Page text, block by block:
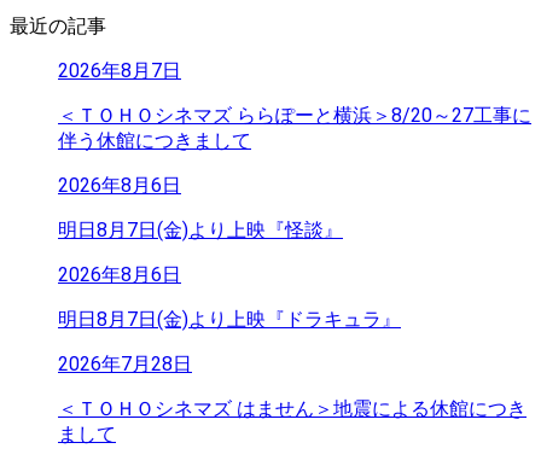
最近の記事
2026年8月7日
＜ＴＯＨＯシネマズ ららぽーと横浜＞8/20～27工事に
伴う休館につきまして
2026年8月6日
明日8月7日(金)より上映『怪談』
2026年8月6日
明日8月7日(金)より上映『ドラキュラ』
2026年7月28日
＜ＴＯＨＯシネマズ はません＞地震による休館につき
まして